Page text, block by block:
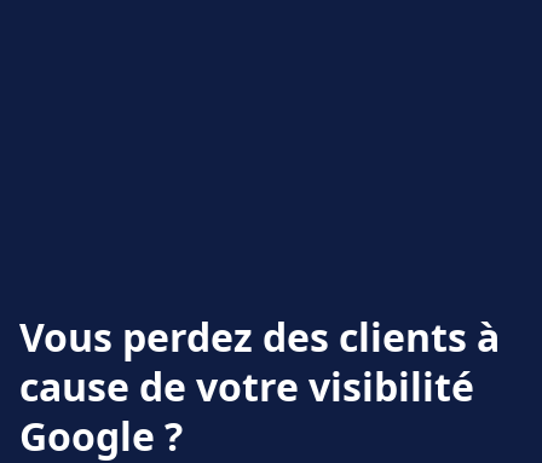
Vous perdez des clients à
cause de votre visibilité
Google ?